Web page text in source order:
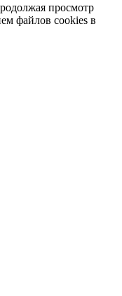
просмотр
файлов cookies в